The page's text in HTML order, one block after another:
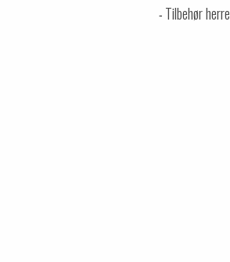
Tilbehør herre